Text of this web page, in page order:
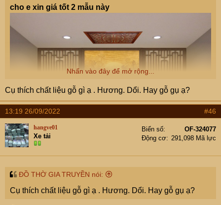
cho e xin giá tốt 2 mẫu này
Nhấn vào đây để mở rộng...
Cụ thích chất liệu gỗ gì ạ . Hương. Dổi. Hay gỗ gụ ạ?
13:19 26/09/2022 #46
hangve01
Xe tải
Biển số
OF-324077
Động cơ
291,098 Mã lực
ĐỒ THỜ GIA TRUYỀN nói:
Cụ thích chất liệu gỗ gì ạ . Hương. Dổi. Hay gỗ gụ ạ?